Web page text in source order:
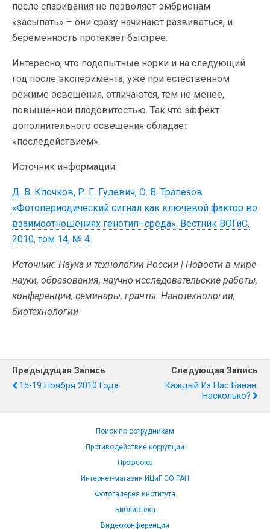
после спаривания не позволяет эмбрионам
«засыпать» – они сразу начинают развиваться, и
беременность протекает быстрее.
Интересно, что подопытные норки и на следующий
год после эксперимента, уже при естественном
режиме освещения, отличаются, тем не менее,
повышенной плодовитостью. Так что эффект
дополнительного освещения обладает
«последействием».
Источник информации:
Д. В. Клочков, Р. Г. Гулевич, О. В. Трапезов
«Фотопериодический сигнал как ключевой фактор во
взаимоотношениях генотип–среда». Вестник ВОГиС,
2010, том 14, № 4.
Источник: Наука и технологии России | Новости в мире
науки, образования, научно-исследовательские работы,
конференции, семинары, гранты. Нанотехнологии,
биотехнологии
Предыдущая Запись
15-19 Ноября 2010 Года
Следующая Запись
Каждый Из Нас Банан.
Насколько?
Поиск по сотрудникам
Противодействие коррупции
Профсоюз
Интернет-магазин ИЦиГ СО РАН
Фотогалерея института
Библиотека
Видеоконференции